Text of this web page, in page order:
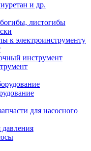
и др.
листогибы
к электроинструменту
инструмент
для насосного